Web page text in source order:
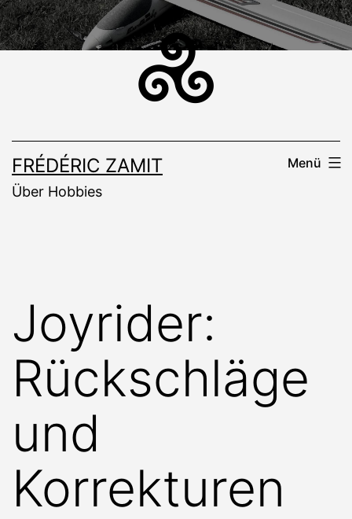
Zum
Inhalt
FRÉDÉRIC ZAMIT
Über Hobbies
Menü
Joyrider:
Rückschläge
und
Korrekturen